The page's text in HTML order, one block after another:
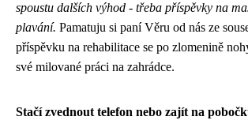
spoustu dalších výhod - třeba příspěvky na
plavání. Pamatuju si paní Věru od nás ze
příspěvku na rehabilitace se po zlomenině
své milované práci na zahrádce.
Stačí zvednout telefon nebo zajít na